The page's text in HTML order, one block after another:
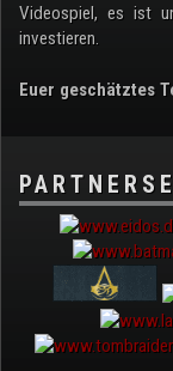
Videospiel, es ist
investieren.
Euer geschätztes